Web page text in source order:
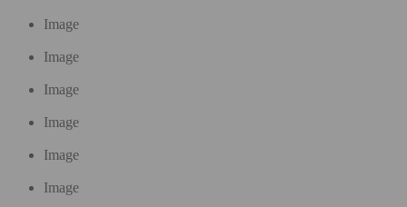
Image
Image
Image
Image
Image
Image